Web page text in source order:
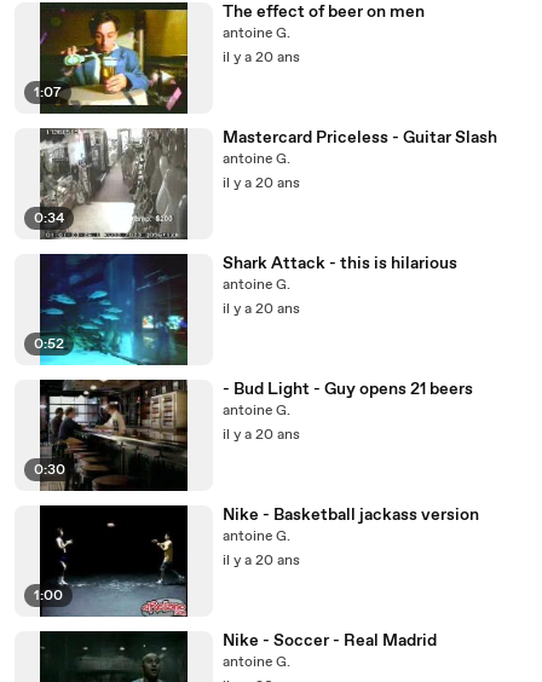
1:07
The effect of beer on men
antoine G.
il y a 20 ans
0:34
Mastercard Priceless - Guitar Slash
antoine G.
il y a 20 ans
0:52
Shark Attack - this is hilarious
antoine G.
il y a 20 ans
0:30
- Bud Light - Guy opens 21 beers
antoine G.
il y a 20 ans
1:00
Nike - Basketball jackass version
antoine G.
il y a 20 ans
Nike - Soccer - Real Madrid
antoine G.